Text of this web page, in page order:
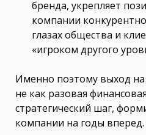
бренда, укрепляет
компании
глазах общества и
«игроком другого
Именно поэтому выход на
не как разовая
стратегический шаг,
компании на годы вперед.